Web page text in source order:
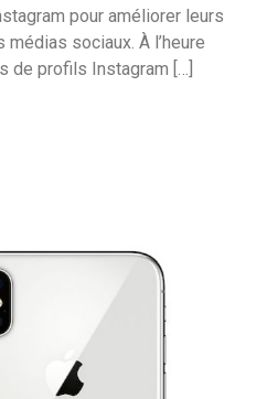
pour améliorer leurs
sociaux. À l’heure
profils Instagram […]